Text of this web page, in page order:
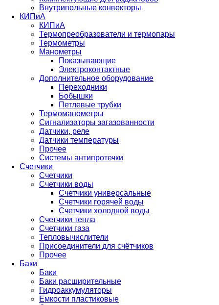
Внутрипольные конвекторы
КИПиА
КИПиА
Термопреобразователи и термопары
Термометры
Манометры
Показывающие
Электроконтактные
Дополнительное оборудование
Переходники
Бобышки
Петлевые трубки
Термоманометры
Сигнализаторы загазованности
Датчики, реле
Датчики температуры
Прочее
Системы антипротечки
Счетчики
Счетчики
Счетчики воды
Счетчики универсальные
Счетчики горячей воды
Счетчики холодной воды
Счетчики тепла
Счетчики газа
Тепловычислители
Присоединители для счётчиков
Прочее
Баки
Баки
Баки расширительные
Гидроаккумуляторы
Емкости пластиковые